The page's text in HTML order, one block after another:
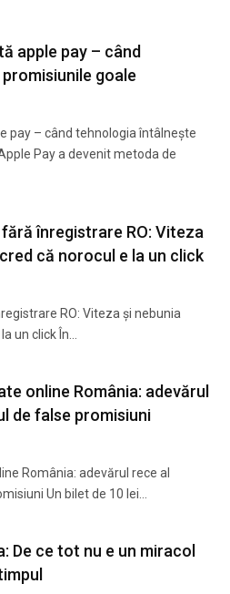
apple pay – când
goale
pay – când tehnologia întâlnește
Pay a devenit metoda de
înregistrare RO: Viteza
că norocul e la un click
RO: Viteza și nebunia
un click În…
online România: adevărul
de false promisiuni
România: adevărul rece al
Un bilet de 10 lei…
De ce tot nu e un miracol